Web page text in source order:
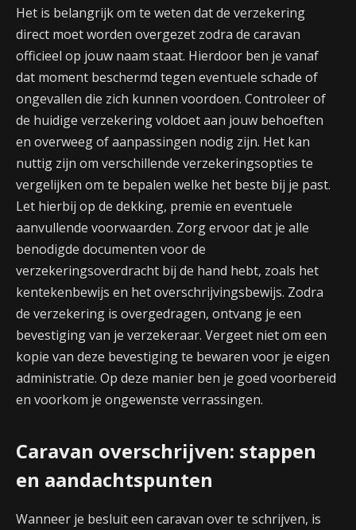
Het is belangrijk om te weten dat de verzekering
direct moet worden overgezet zodra de caravan
officieel op jouw naam staat. Hierdoor ben je vanaf
dat moment beschermd tegen eventuele schade of
ongevallen die zich kunnen voordoen. Controleer of
de huidige verzekering voldoet aan jouw behoeften
en overweeg of aanpassingen nodig zijn. Het kan
nuttig zijn om verschillende verzekeringsopties te
vergelijken om te bepalen welke het beste bij je past.
Let hierbij op de dekking, premie en eventuele
aanvullende voorwaarden. Zorg ervoor dat je alle
benodigde documenten voor de
verzekeringsoverdracht bij de hand hebt, zoals het
kentekenbewijs en het overschrijvingsbewijs. Zodra
de verzekering is overgedragen, ontvang je een
bevestiging van je verzekeraar. Vergeet niet om een
kopie van deze bevestiging te bewaren voor je eigen
administratie. Op deze manier ben je goed voorbereid
en voorkom je ongewenste verrassingen.
Caravan overschrijven: stappen
en aandachtspunten
Wanneer je besluit een caravan over te schrijven, is